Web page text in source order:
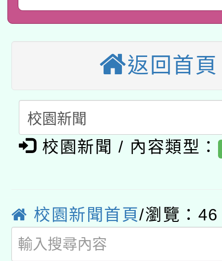
本館辦理115年度閱讀
暨閱讀推動專業研習
科技賦能─人工智慧
A3數位素養講師名單
「數位內容與教學軟體
pilot」
有關大陸委員會函釋公
薪期間赴陸應申請許可
轉知經濟部水利署委託
動」
115年8月22日(星期六
開 智慧啟航」
「2026桃園藝術巡演
關事宜
返回首頁
校園新聞 / 內容類型：
校園新聞首頁/瀏覽：46